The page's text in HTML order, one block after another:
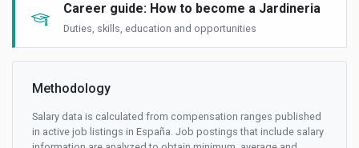
Career guide: How to become a Jardineria
Duties, skills, education and opportunities
Methodology
Salary data is calculated from compensation ranges published
in active job listings in España. Job postings that include salary